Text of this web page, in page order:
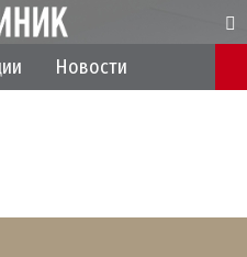
Новости